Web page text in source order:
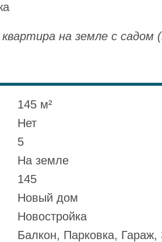
на земле с садом
145 м²
Нет
5
На земле
145
Новый дом
Новостройка
Балкон, Парковка,